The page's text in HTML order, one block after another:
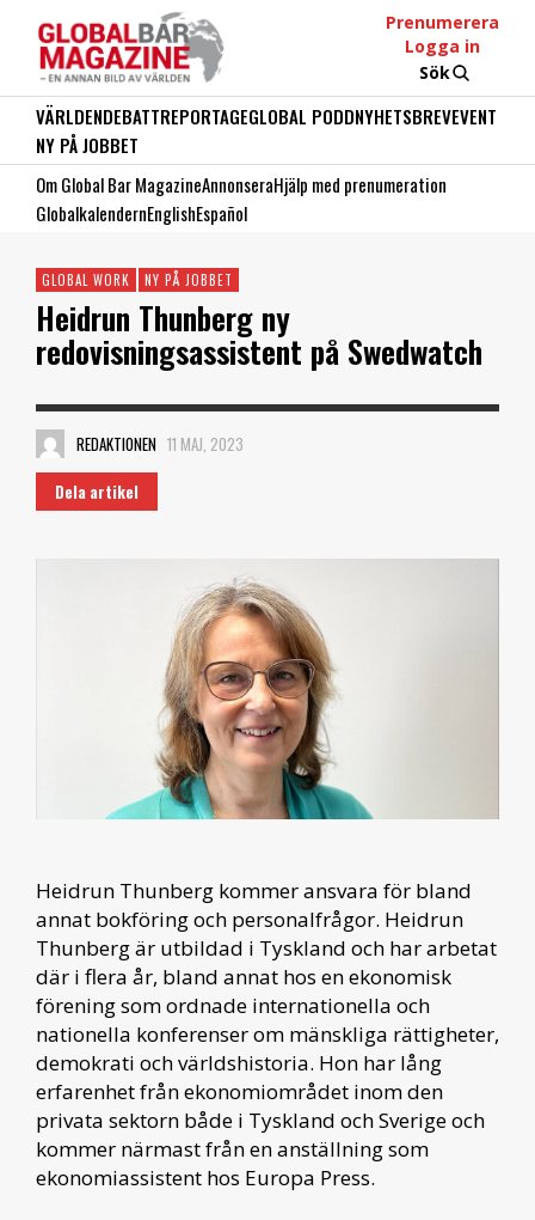
Prenumerera
Logga in
Sök
VÄRLDENDEBATTREPORTAGEGLOBAL PODDNYHETSBREVEVENT
NY PÅ JOBBET
Om Global Bar MagazineAnnonseraHjälp med prenumeration
GlobalkalendernEnglishEspañol
GLOBAL WORK NY PÅ JOBBET
Heidrun Thunberg ny
redovisningsassistent på Swedwatch
REDAKTIONEN 11 MAJ, 2023
Dela artikel
Heidrun Thunberg kommer ansvara för bland
annat bokföring och personalfrågor. Heidrun
Thunberg är utbildad i Tyskland och har arbetat
där i flera år, bland annat hos en ekonomisk
förening som ordnade internationella och
nationella konferenser om mänskliga rättigheter,
demokrati och världshistoria. Hon har lång
erfarenhet från ekonomiområdet inom den
privata sektorn både i Tyskland och Sverige och
kommer närmast från en anställning som
ekonomiassistent hos Europa Press.